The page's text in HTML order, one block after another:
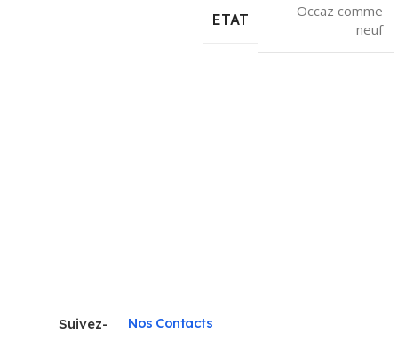
ETAT
Occaz comme
neuf
Suivez-
Nos Contacts